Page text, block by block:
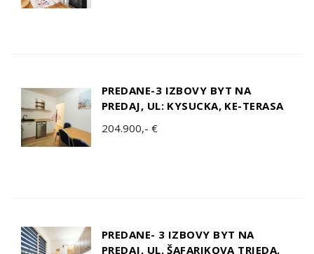
PREDANE-3 IZBOVY BYT NA
PREDAJ, UL: KYSUCKA, KE-TERASA
204.900,- €
PREDANE- 3 IZBOVY BYT NA
PREDAJ, UL. ŠAFARIKOVA TRIEDA,